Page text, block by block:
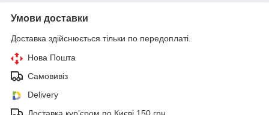
Умови доставки
Доставка здійснюється тільки по передоплаті.
Нова Пошта
Самовивіз
Delivery
Доставка кур’єром по Києві 150 грн